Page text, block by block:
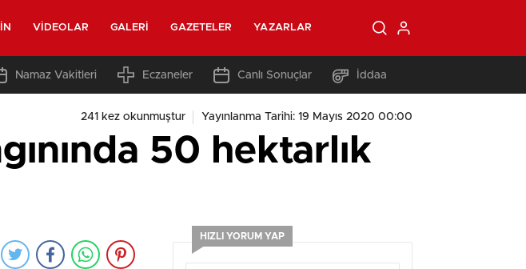
VIDEOLAR GALERI GAZETELER YAZARLAR
Namaz Vakitleri Eczaneler Canlı Sonuçlar İddaa
241 kez okunmuştur Yayınlanma Tarihi: 19 Mayıs 2020 00:00
50 hektarlık
HIZLI YORUM YAP